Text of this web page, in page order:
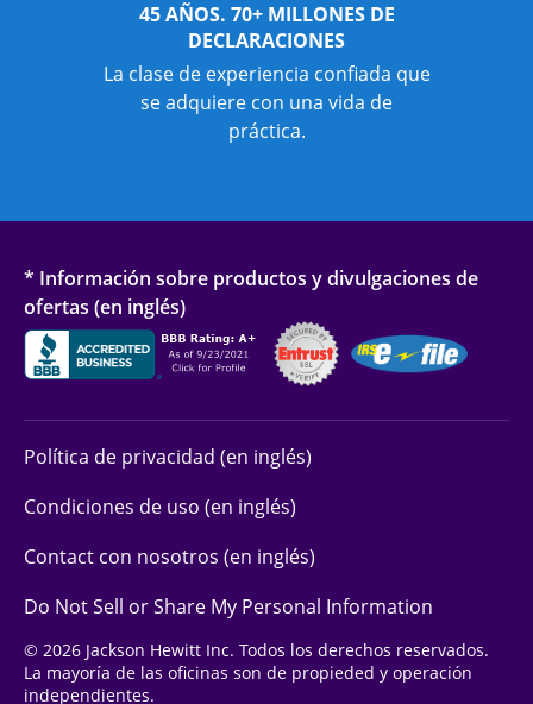
45 AÑOS. 70+ MILLONES DE
DECLARACIONES
La clase de experiencia confiada que
se adquiere con una vida de
práctica.
* Información sobre productos y divulgaciones de
ofertas (en inglés)
Política de privacidad (en inglés)
Condiciones de uso (en inglés)
Contact con nosotros (en inglés)
Do Not Sell or Share My Personal Information
© 2026 Jackson Hewitt Inc. Todos los derechos reservados.
La mayoría de las oficinas son de propieded y operación
independientes.